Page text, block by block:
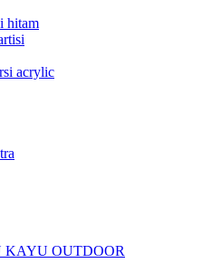
hitam
acrylic
KAYU OUTDOOR